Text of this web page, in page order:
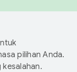
pilihan Anda.
kesalahan.